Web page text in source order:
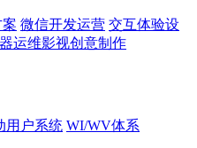
微信开发运营 交互体验设
运维影视创意制作
用户系统 WI/WV体系